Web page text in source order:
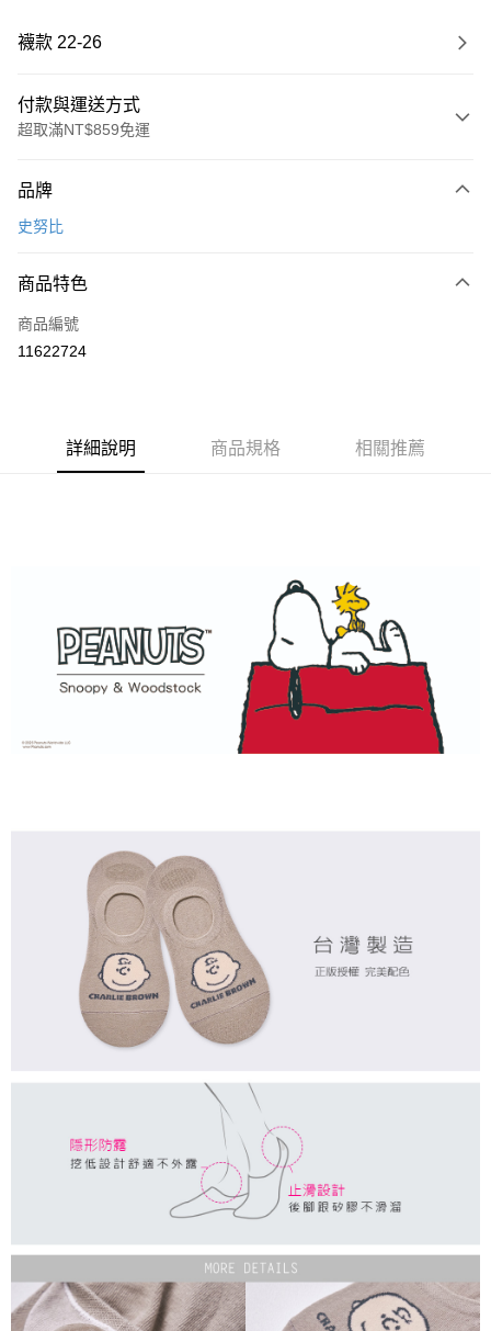
襪款 22-26
付款與運送方式
超取滿NT$859免運
信用卡一次付款
LINE Pay
Apple Pay
ATM付款
每筆NT$80，滿NT$859(含以上)免運費
7-11取貨付款
每筆NT$80，滿NT$899(含以上)免運費
付款後7-11取貨
每筆NT$85，滿NT$859(含以上)免運費
品牌
史努比
商品特色
商品編號
11622724
詳細說明 商品規格 相關推薦